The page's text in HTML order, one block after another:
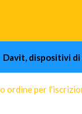
Davit, dispositivi
ordine per